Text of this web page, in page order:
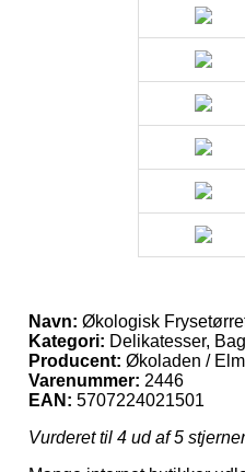
Navn: Økologisk
Kategori: Delikatesser,
Producent: Økoladen /
Varenummer: 2446
EAN: 5707224021501
Vurderet til 4 ud af 5